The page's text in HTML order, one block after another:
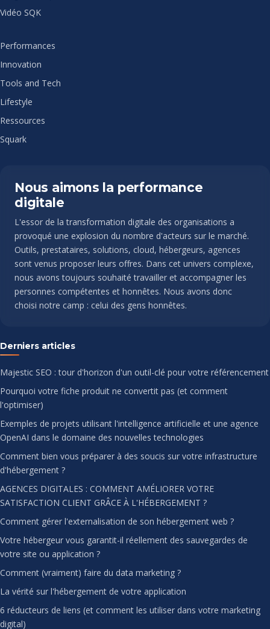
Vidéo SQK
Performances
Innovation
Tools and Tech
Lifestyle
Ressources
Squark
Nous aimons la performance
digitale
L'essor de la transformation digitale des organisations a
provoqué une explosion du nombre d'acteurs sur le marché.
Outils, prestataires, solutions, cloud, hébergeurs, agences
sont venus proposer leurs offres. Dans cet univers complexe,
nous avons toujours souhaité travailler et accompagner les
personnes compétentes et honnêtes. Nous avons donc
choisi notre camp : celui des gens honnêtes.
Derniers articles
Majestic SEO : tour d'horizon d'un outil-clé pour votre référencement
Pourquoi votre fiche produit ne convertit pas (et comment
l'optimiser)
Exemples de projets utilisant l'intelligence artificielle et une agence
OpenAI dans le domaine des nouvelles technologies
Comment bien vous préparer à des soucis sur votre infrastructure
d'hébergement ?
AGENCES DIGITALES : COMMENT AMÉLIORER VOTRE
SATISFACTION CLIENT GRÂCE À L'HÉBERGEMENT ?
Comment gérer l'externalisation de son hébergement web ?
Votre hébergeur vous garantit-il réellement des sauvegardes de
votre site ou application ?
Comment (vraiment) faire du data marketing ?
La vérité sur l'hébergement de votre application
6 réducteurs de liens (et comment les utiliser dans votre marketing
digital)